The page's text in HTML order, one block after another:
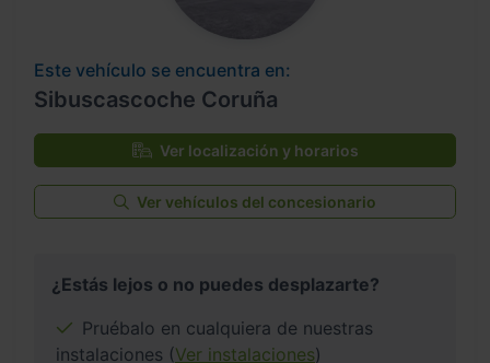
Este vehículo se encuentra en:
Sibuscascoche Coruña
Ver localización y horarios
Ver vehículos del concesionario
¿Estás lejos o no puedes desplazarte?
Pruébalo en cualquiera de nuestras
instalaciones (Ver instalaciones)